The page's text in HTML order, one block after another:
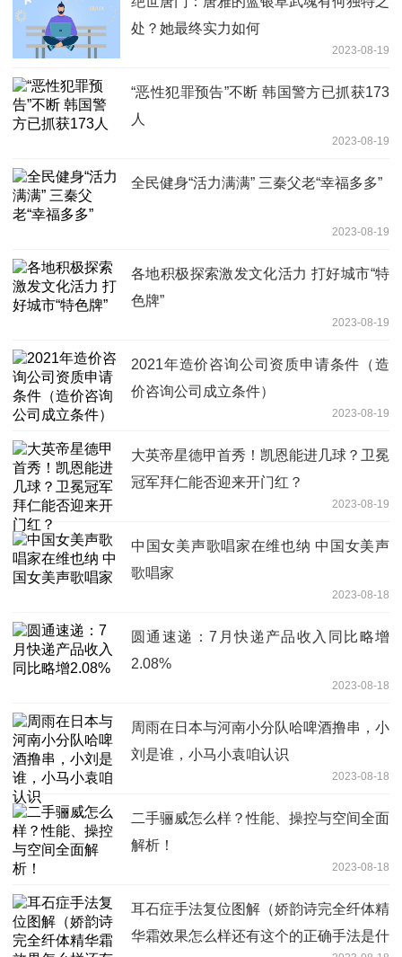
处？她最终实力如何
2023-08-19
“恶性犯罪预告”不断 韩国警方已抓获173
人
2023-08-19
全民健身“活力满满” 三秦父老“幸福多多”
2023-08-19
各地积极探索激发文化活力 打好城市“特
色牌”
2023-08-19
2021年造价咨询公司资质申请条件（造
价咨询公司成立条件）
2023-08-19
大英帝星德甲首秀！凯恩能进几球？卫冕
冠军拜仁能否迎来开门红？
2023-08-19
中国女美声歌唱家在维也纳 中国女美声
歌唱家
2023-08-18
圆通速递：7月快递产品收入同比略增
2.08%
2023-08-18
周雨在日本与河南小分队哈啤酒撸串，小
刘是谁，小马小袁咱认识
2023-08-18
二手骊威怎么样？性能、操控与空间全面
解析！
2023-08-18
耳石症手法复位图解（娇韵诗完全纤体精
华霜效果怎么样还有这个的正确手法是什